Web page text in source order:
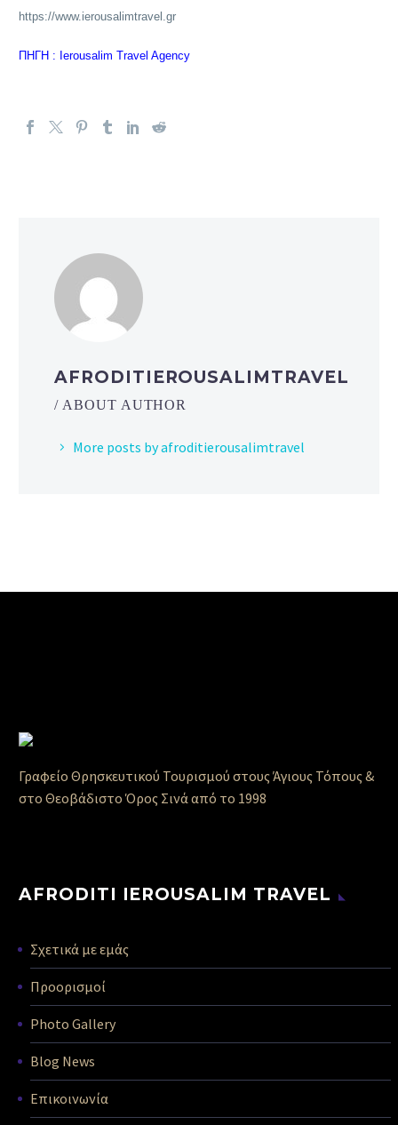
https://www.ierousalimtravel.gr
ΠΗΓΗ : Ierousalim Travel Agency
AFRODITIEROUSALIMTRAVEL
/ ABOUT AUTHOR
More posts by afroditierousalimtravel
Γραφείο Θρησκευτικού Τουρισμού στους Άγιους Τόπους &
στο Θεοβάδιστο Όρος Σινά από το 1998
AFRODITI IEROUSALIM TRAVEL
Σχετικά με εμάς
Προορισμοί
Photo Gallery
Blog News
Επικοινωνία